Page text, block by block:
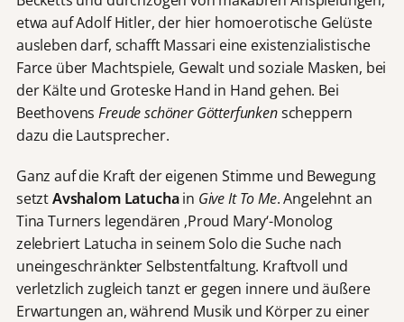
etwa auf Adolf Hitler, der hier homoerotische Gelüste
ausleben darf, schafft Massari eine existenzialistische
Farce über Machtspiele, Gewalt und soziale Masken, bei
der Kälte und Groteske Hand in Hand gehen. Bei
BeethovensFreude schöner Götterfunkenscheppern
dazu die Lautsprecher.
Ganz auf die Kraft der eigenen Stimme und Bewegung
setztAvshalom Latuchain Give It To Me. Angelehnt an
Tina Turners legendären ‚Proud Mary‘-Monolog
zelebriert Latucha in seinem Solo die Suche nach
uneingeschränkter Selbstentfaltung. Kraftvoll und
verletzlich zugleich tanzt er gegen innere und äußere
Erwartungen an, während Musik und Körper zu einer